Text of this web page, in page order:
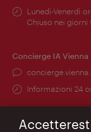
Orari
di
Lunedì-Venerdì
Chiuso nei giorni
Concierge IA Vienna
Ort:
Öffnungszeiten:
Informazioni 24